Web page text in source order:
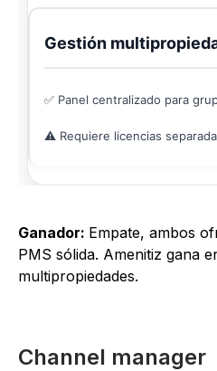
Gestión
✅ Panel centralizado para
⚠️ Requiere licencias
Ganador: Empate, ambos
PMS sólida. Amenitiz gana
multipropiedades.
Channel manager